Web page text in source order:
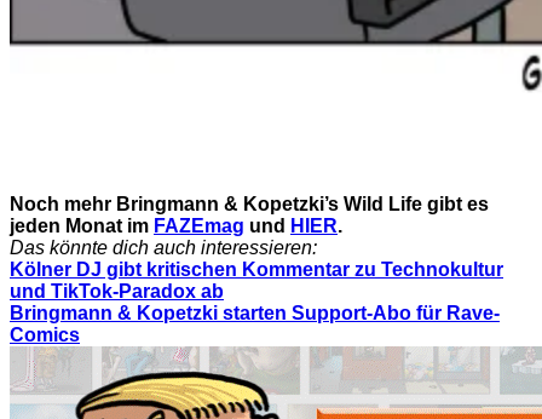
Noch mehr Bringmann & Kopetzki’s Wild Life gibt es
jeden Monat im FAZEmag und HIER.
Das könnte dich auch interessieren:
Kölner DJ gibt kritischen Kommentar zu Technokultur
und TikTok-Paradox ab
Bringmann & Kopetzki starten Support-Abo für Rave-
Comics